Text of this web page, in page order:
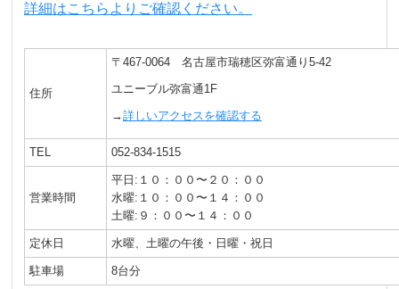
詳細はこちらよりご確認ください。
住所
〒467-0064 名古屋市瑞穂区弥富通り5-42
ユニーブル弥富通1F
→詳しいアクセスを確認する
TEL 052-834-1515
営業時間
平日:１０：００〜２０：００
水曜:１０：００〜１４：００
土曜:９：００〜１４：００
定休日 水曜、土曜の午後・日曜・祝日
駐車場 8台分